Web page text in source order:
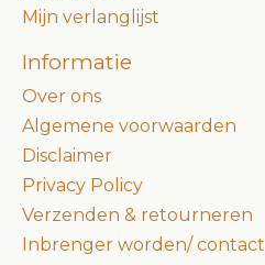
Mijn verlanglijst
Informatie
Over ons
Algemene voorwaarden
Disclaimer
Privacy Policy
Verzenden & retourneren
Inbrenger worden/